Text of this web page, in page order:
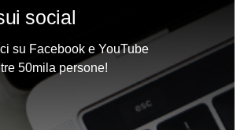
social
su Facebook e YouTube
50mila persone!